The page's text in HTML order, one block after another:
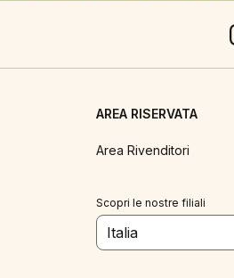
AREA RISERVATA
Area Rivenditori
Scopri le nostre filiali
Italia